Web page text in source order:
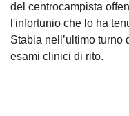
del centrocampista
l'infortunio che lo ha
Stabia nell’ultimo turno
esami clinici di rito.